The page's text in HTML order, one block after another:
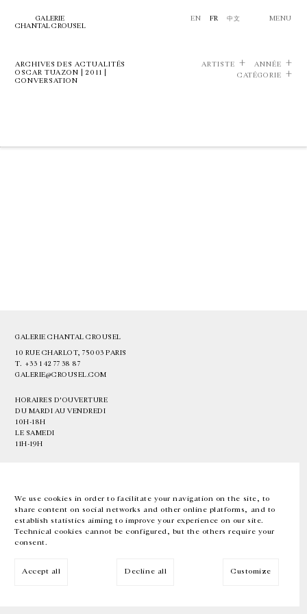
We use cookies in order to facilitate your navigation on the site, to
share content on social networks and other online platforms, and to
establish statistics aiming to improve your experience on our site.
Technical cookies cannot be configured, but the others require your
consent.
Accept all Decline all Customize
GALERIE
CHANTAL CROUSEL
EN FR 中文 MENU
ARCHIVES DES ACTUALITÉS
OSCAR TUAZON | 2011 |
CONVERSATION
ARTISTE
ANNÉE
CATÉGORIE
GALERIE CHANTAL CROUSEL
10 RUE CHARLOT, 75003 PARIS
T. +33 1 42 77 38 87
GALERIE@CROUSEL.COM
HORAIRES D'OUVERTURE
DU MARDI AU VENDREDI
10H-18H
LE SAMEDI
11H-19H
EN FR 中文 Facebook Instagram
Inscrivez-vous à notre newsletter